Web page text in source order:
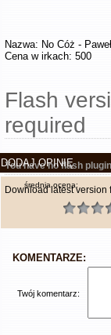
Nazwa: No Cóż -
Cena w irkach: 500
Flash
required
You have no flash
Download latest version
DODAJ OPINIĘ
średnia ocena:
KOMENTARZE:
Twój komentarz: